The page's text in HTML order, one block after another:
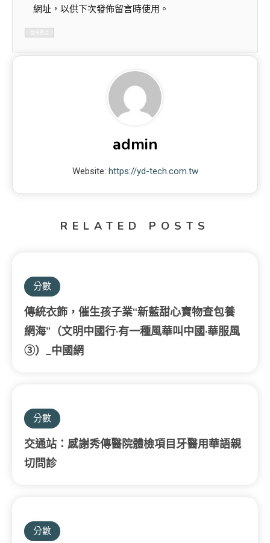
網址，以供下次發佈留言時使用。
admin
Website: https://yd-tech.com.tw
RELATED POSTS
分數
傳統衣飾，催生孩子業“新藍甜心寶物查包養
網海”（文明中國行·有一種風華叫中國·華服風
③）_中國網
分數
交通站：感謝秀傳醫院體檢項目牙醫用華語親
切問診
分數